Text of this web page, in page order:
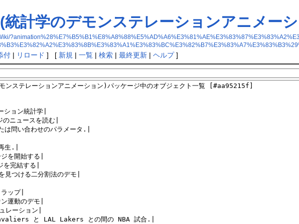
計学のデモンステレーションアニメー
付| リロード ] [ 新規 | 一覧| 検索| 最終更新| ヘルプ]